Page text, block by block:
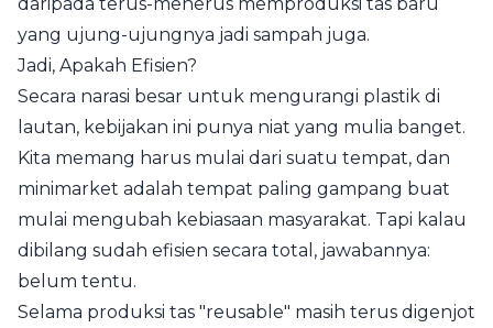
yang ujung-ujungnya jadi sampah juga.
Jadi, Apakah Efisien?
Secara narasi besar untuk mengurangi plastik di
lautan, kebijakan ini punya niat yang mulia banget.
Kita memang harus mulai dari suatu tempat, dan
minimarket adalah tempat paling gampang buat
mulai mengubah kebiasaan masyarakat. Tapi kalau
dibilang sudah efisien secara total, jawabannya:
belum tentu.
Selama produksi tas "reusable" masih terus digenjot